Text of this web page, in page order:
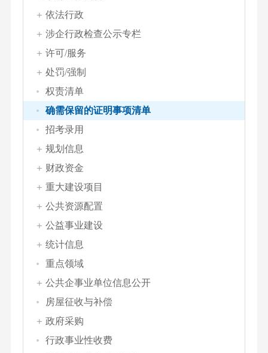
依法行政
涉企行政检查公示专栏
许可/服务
处罚/强制
权责清单
确需保留的证明事项清单
招考录用
规划信息
财政资金
重大建设项目
公共资源配置
公益事业建设
统计信息
重点领域
公共企事业单位信息公开
房屋征收与补偿
政府采购
行政事业性收费